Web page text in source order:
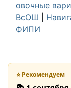
овочные
ВсОШ
ФИПИ
⭐ Рекомендуем